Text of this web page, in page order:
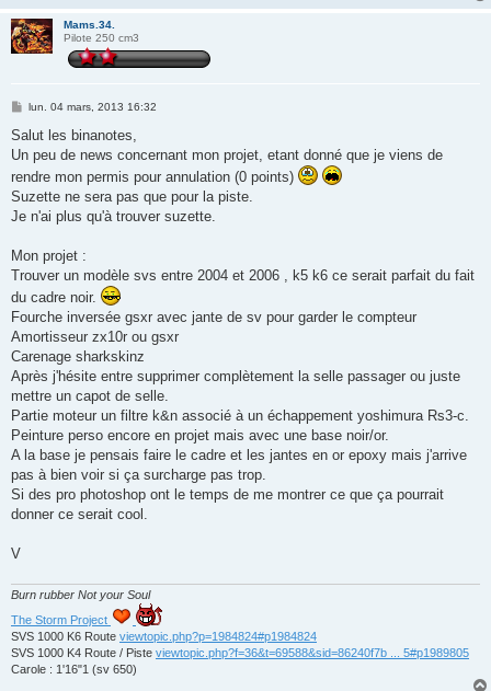
Mams.34.
Pilote 250 cm3
M
s
a
g
e
lun. 04 mars, 2013 16:32
Salut les binanotes,
Un peu de news concernant mon projet, etant donné que je viens de
rendre mon permis pour annulation (0 points)
Suzette ne sera pas que pour la piste.
Je n'ai plus qu'à trouver suzette.
Mon projet :
Trouver un modèle svs entre 2004 et 2006 , k5 k6 ce serait parfait du fait
du cadre noir.
Fourche inversée gsxr avec jante de sv pour garder le compteur
Amortisseur zx10r ou gsxr
Carenage sharkskinz
Après j'hésite entre supprimer complètement la selle passager ou juste
mettre un capot de selle.
Partie moteur un filtre k&n associé à un échappement yoshimura Rs3-c.
Peinture perso encore en projet mais avec une base noir/or.
A la base je pensais faire le cadre et les jantes en or epoxy mais j'arrive
pas à bien voir si ça surcharge pas trop.
Si des pro photoshop ont le temps de me montrer ce que ça pourrait
donner ce serait cool.
V
Burn rubber Not your Soul
The Storm Project
SVS 1000 K6 Route viewtopic.php?p=1984824#p1984824
SVS 1000 K4 Route / Piste viewtopic.php?f=36&t=69588&sid=86240f7b ... 5#p1989805
Carole : 1'16"1 (sv 650)